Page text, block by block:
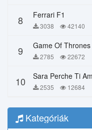
8 Ferrari F1
3038 42140
9 Game Of Thrones
2785 22672
10 2535 12684
Kategóriák